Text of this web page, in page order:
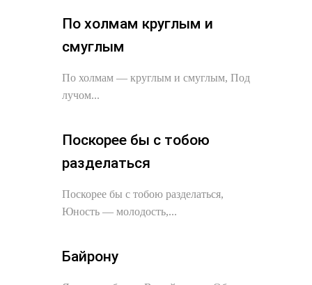
По холмам круглым и
смуглым
По холмам — круглым и смуглым, Под
лучом...
Поскорее бы с тобою
разделаться
Поскорее бы с тобою разделаться,
Юность — молодость,...
Байрону